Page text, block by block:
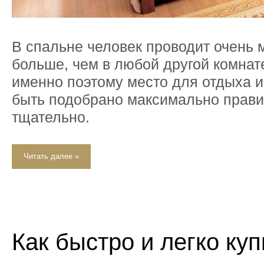
В спальне человек проводит очень
больше, чем в любой другой
именно поэтому место для отдыха
быть подобрано максимально
тщательно.
Читать далее »
Как быстро и легко